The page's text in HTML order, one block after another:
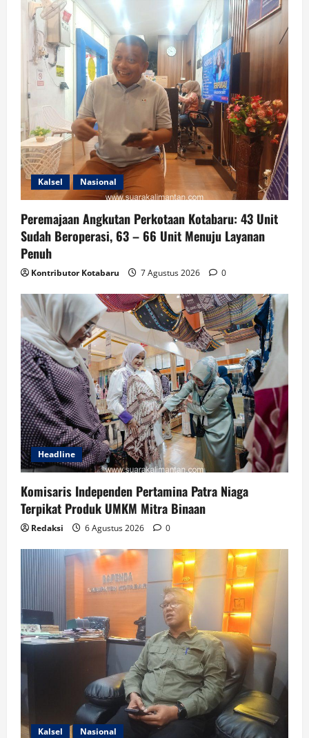
Kalsel Nasional
Peremajaan Angkutan Perkotaan Kotabaru: 43 Unit
Sudah Beroperasi, 63 – 66 Unit Menuju Layanan
Penuh
Kontributor Kotabaru 7 Agustus 2026 0
Headline
Komisaris Independen Pertamina Patra Niaga
Terpikat Produk UMKM Mitra Binaan
Redaksi 6 Agustus 2026 0
Kalsel Nasional